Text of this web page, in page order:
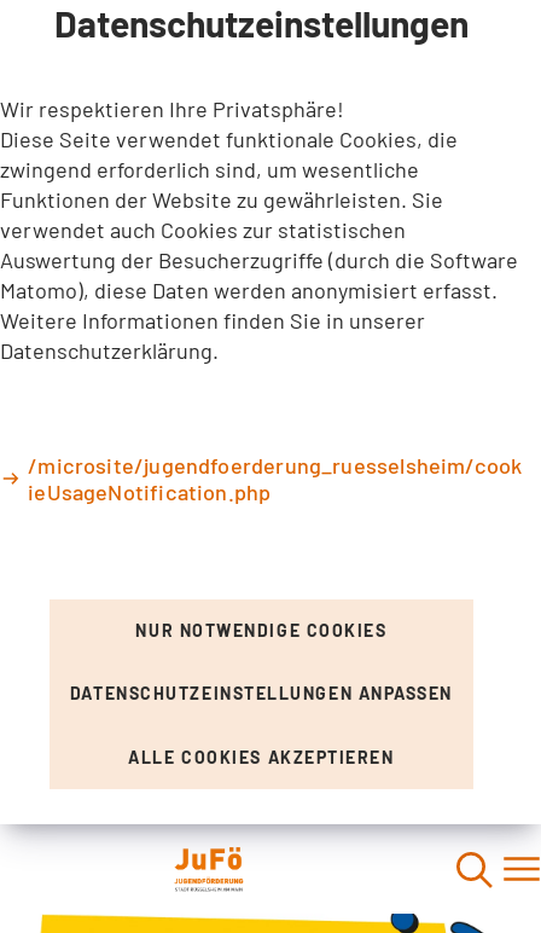
INHALT ANSPRINGEN
Datenschutzeinstellungen
Wir respektieren Ihre Privatsphäre!
Diese Seite verwendet funktionale Cookies, die
zwingend erforderlich sind, um wesentliche
Funktionen der Website zu gewährleisten. Sie
verwendet auch Cookies zur statistischen
Auswertung der Besucherzugriffe (durch die Software
Matomo), diese Daten werden anonymisiert erfasst.
Weitere Informationen finden Sie in unserer
Datenschutzerklärung.
/microsite/jugendfoerderung_ruesselsheim/cook
ieUsageNotification.php
NUR NOTWENDIGE COOKIES
DATENSCHUTZEINSTELLUNGEN ANPASSEN
ALLE COOKIES AKZEPTIEREN